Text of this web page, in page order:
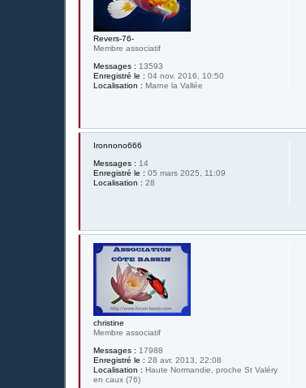
Revers-76-
Membre associatif
Messages : 13593
Enregistré le : 04 nov. 2016, 10:50
Localisation : Marne la Vallée
Ironnono666
Messages : 14
Enregistré le : 05 mars 2025, 11:09
Localisation : 28
christine
Membre associatif
Messages : 17988
Enregistré le : 28 avr. 2013, 22:08
Localisation : Haute Normandie, proche St Valéry
en caux (76)